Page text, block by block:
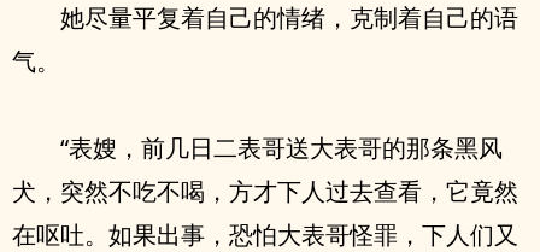
她尽量平复着自己的情绪，克制着自己的语
气。
“表嫂，前几日二表哥送大表哥的那条黑风
犬，突然不吃不喝，方才下人过去查看，它竟然
在呕吐。如果出事，恐怕大表哥怪罪，下人们又